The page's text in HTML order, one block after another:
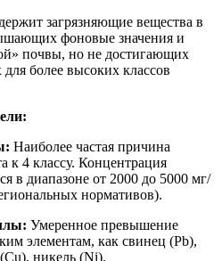
загрязняющие вещества в
фоновые значения и
почвы, но не достигающих
более высоких классов
Наиболее частая причина
к 4 классу. Концентрация
в диапазоне от 2000 до 5000 мг/
нормативов).
Умеренное превышение
элементам, как свинец (Pb),
никель (Ni).